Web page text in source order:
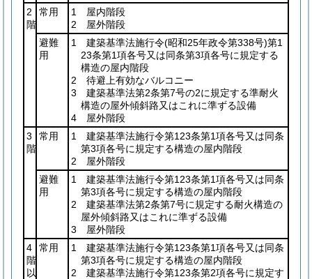
2
階
常用
1 屋内階段
2 屋外階段
避難
用
1 建築基準法施行令(昭和25年政令第338号)第1
23条第1項各号又は同条第3項各号に規定する
構造の屋内階段
2 待避上有効なバルコニー
3 建築基準法第2条第7号の2に規定する準耐火
構造の屋外傾斜路又はこれに準ずる設備
4 屋外階段
3
階
常用
1 建築基準法施行令第123条第1項各号又は同条
第3項各号に規定する構造の屋内階段
2 屋外階段
避難
用
1 建築基準法施行令第123条第1項各号又は同条
第3項各号に規定する構造の屋内階段
2 建築基準法第2条第7号に規定する耐火構造の
屋外傾斜路又はこれに準ずる設備
3 屋外階段
4
階
以
常用
1 建築基準法施行令第123条第1項各号又は同条
第3項各号に規定する構造の屋内階段
2 建築基準法施行令第123条第2項各号に規定す